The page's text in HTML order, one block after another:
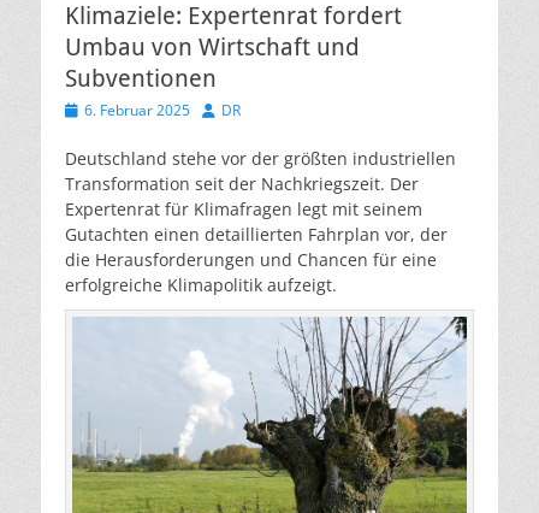
Klimaziele: Expertenrat fordert
Umbau von Wirtschaft und
Subventionen
Veröffentlicht
6. Februar 2025 Autor
DR
Deutschland stehe vor der größten industriellen
Transformation seit der Nachkriegszeit. Der
Expertenrat für Klimafragen legt mit seinem
Gutachten einen detaillierten Fahrplan vor, der
die Herausforderungen und Chancen für eine
erfolgreiche Klimapolitik aufzeigt.